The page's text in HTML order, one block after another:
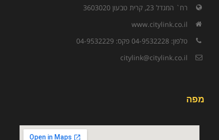
רח` המגדל 23, קרית טבעון 3603020
www.citylink.co.il
טלפון: 04-9532228 פקס: 04-9532229
citylink@citylink.co.il
מפה